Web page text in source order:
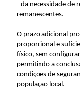
- da necessidade de
remanescentes.
O prazo adicional
proporcional e
físico, sem
permitindo a
condições de
população local.